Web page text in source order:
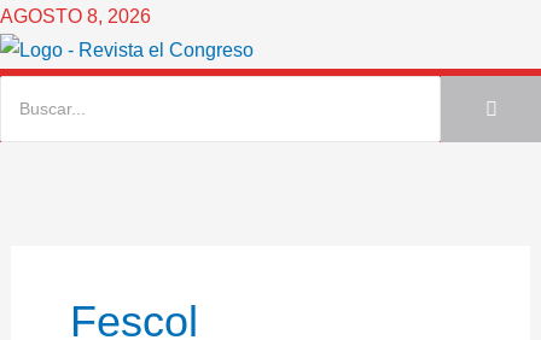
Ir
al
contenido
AGOSTO 8, 2026
Fescol